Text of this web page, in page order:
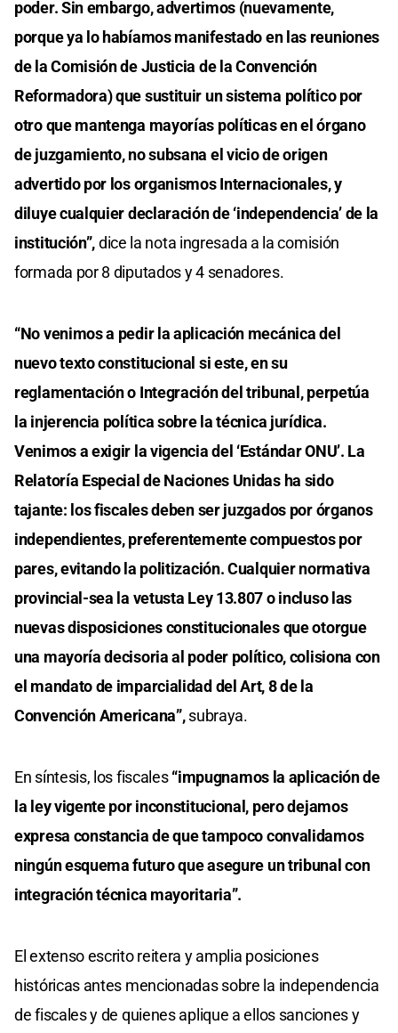
poder. Sin embargo, advertimos (nuevamente,
porque ya lo habíamos manifestado en las reuniones
de la Comisión de Justicia de la Convención
Reformadora) que sustituir un sistema político por
otro que mantenga mayorías políticas en el órgano
de juzgamiento, no subsana el vicio de origen
advertido por los organismos Internacionales, y
diluye cualquier declaración de ‘independencia’ de la
institución”,dice la nota ingresada a la comisión
formada por 8 diputados y 4 senadores.
“No venimos a pedir la aplicación mecánica del
nuevo texto constitucional si este, en su
reglamentación o Integración del tribunal, perpetúa
la injerencia política sobre la técnica jurídica.
Venimos a exigir la vigencia del ‘Estándar ONU’. La
Relatoría Especial de Naciones Unidas ha sido
tajante: los fiscales deben ser juzgados por órganos
independientes, preferentemente compuestos por
pares, evitando la politización. Cualquier normativa
provincial-sea la vetusta Ley 13.807 o incluso las
nuevas disposiciones constitucionales que otorgue
una mayoría decisoria al poder político, colisiona con
el mandato de imparcialidad del Art, 8 de la
Convención Americana”,subraya.
En síntesis, los fiscales“impugnamos la aplicación de
la ley vigente por inconstitucional, pero dejamos
expresa constancia de que tampoco convalidamos
ningún esquema futuro que asegure un tribunal con
integración técnica mayoritaria”.
El extenso escrito reitera y amplia posiciones
históricas antes mencionadas sobre la independencia
de fiscales y de quienes aplique a ellos sanciones y